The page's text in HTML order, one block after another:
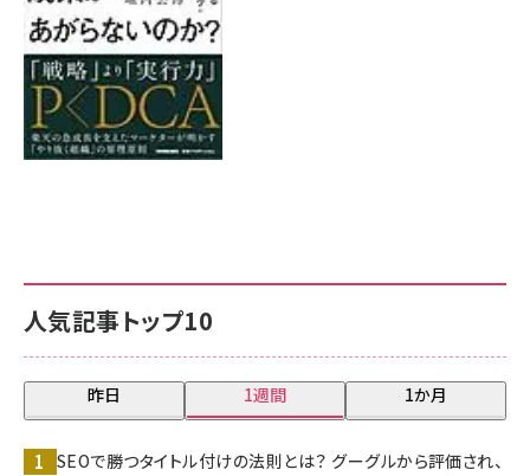
人気記事トップ10
昨日 1週間 1か月
SEOで勝つタイトル付けの法則とは？ グーグルから評価され、